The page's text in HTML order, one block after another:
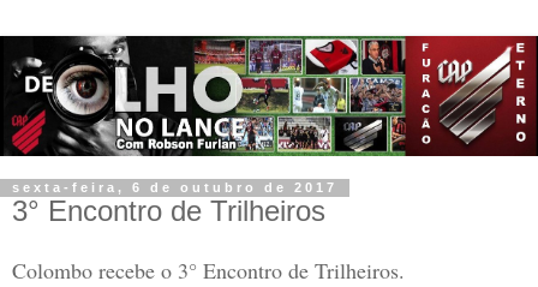
sexta-feira, 6 de outubro de 2017
3° Encontro de Trilheiros
Colombo recebe o 3° Encontro de Trilheiros.